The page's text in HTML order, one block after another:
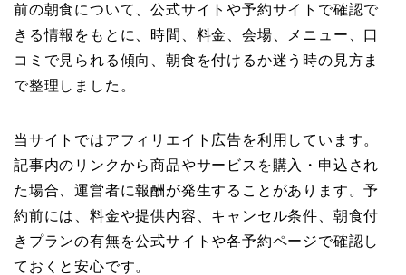
前の朝食について、公式サイトや予約サイトで確認で
きる情報をもとに、時間、料金、会場、メニュー、口
コミで見られる傾向、朝食を付けるか迷う時の見方ま
で整理しました。
当サイトではアフィリエイト広告を利用しています。
記事内のリンクから商品やサービスを購入・申込され
た場合、運営者に報酬が発生することがあります。予
約前には、料金や提供内容、キャンセル条件、朝食付
きプランの有無を公式サイトや各予約ページで確認し
ておくと安心です。